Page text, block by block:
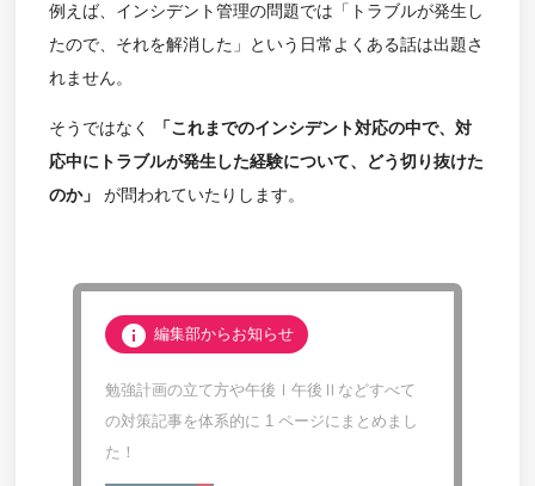
例えば、インシデント管理の問題では「トラブルが発生し
たので、それを解消した」という日常よくある話は出題さ
れません。
そうではなく
「これまでのインシデント対応の中で、対
応中にトラブルが発生した経験について、どう切り抜けた
のか」
が問われていたりします。
info 編集部からお知らせ
勉強計画の立て方や午後Ⅰ午後Ⅱなどすべて
の対策記事を体系的に 1 ページにまとめまし
た！